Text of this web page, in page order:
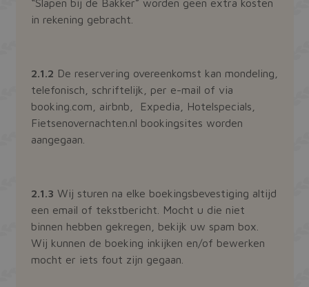
“Slapen bij de Bakker” worden geen extra kosten
in rekening gebracht.
2.1.2 De reservering overeenkomst kan mondeling,
telefonisch, schriftelijk, per e-mail of via
booking.com, airbnb, Expedia, Hotelspecials,
Fietsenovernachten.nl bookingsites worden
aangegaan.
2.1.3 Wij sturen na elke boekingsbevestiging altijd
een email of tekstbericht. Mocht u die niet
binnen hebben gekregen, bekijk uw spam box.
Wij kunnen de boeking inkijken en/of bewerken
mocht er iets fout zijn gegaan.